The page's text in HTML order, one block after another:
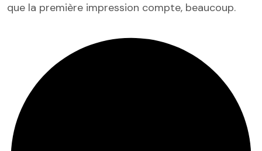
que la première impression compte, beaucoup.